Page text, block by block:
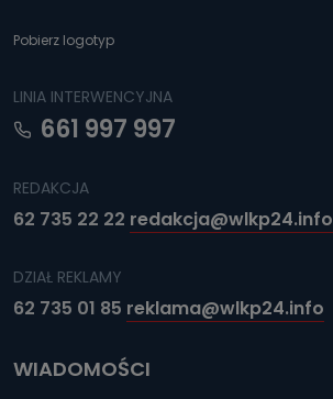
Pobierz logotyp
LINIA INTERWENCYJNA
661 997 997
REDAKCJA
62 735 22 22 redakcja@wlkp24.info
DZIAŁ REKLAMY
62 735 01 85 reklama@wlkp24.info
WIADOMOŚCI